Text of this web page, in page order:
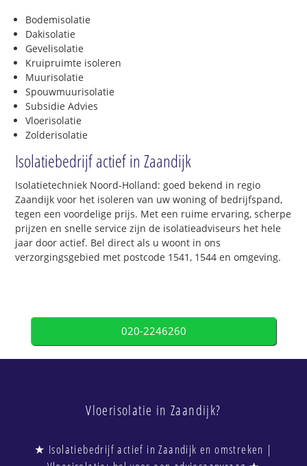
Bodemisolatie
Dakisolatie
Gevelisolatie
Kruipruimte isoleren
Muurisolatie
Spouwmuurisolatie
Subsidie Advies
Vloerisolatie
Zolderisolatie
Isolatiebedrijf actief in Zaandijk
Isolatietechniek Noord-Holland: goed bekend in regio
Zaandijk voor het isoleren van uw woning of bedrijfspand,
tegen een voordelige prijs. Met een ruime ervaring, scherpe
prijzen en snelle service zijn de isolatieadviseurs het hele
jaar door actief. Bel direct als u woont in ons
verzorgingsgebied met postcode 1541, 1544 en omgeving.
020-2246260
Vloerisolatie in Zaandijk?
★ Isolatiebedrijf actief in Zaandijk en omstreken |